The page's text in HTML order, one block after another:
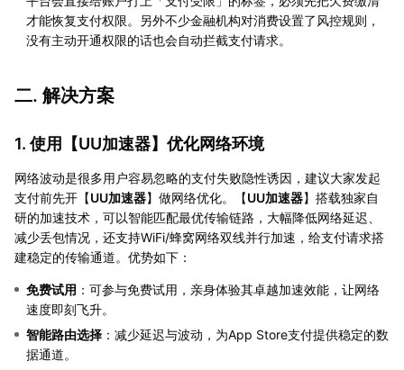
才能恢复支付权限。另外不少金融机构对消费设置了风控规则，
没有主动开通权限的话也会自动拦截支付请求。
二. 解决方案
1. 使用【UU加速器】优化网络环境
网络波动是很多用户容易忽略的支付失败隐性诱因，建议大家发起
支付前先开【UU加速器】做网络优化。【UU加速器】搭载独家自
研的加速技术，可以智能匹配最优传输链路，大幅降低网络延迟、
减少丢包情况，还支持WiFi/蜂窝网络双线并行加速，给支付请求搭
建稳定的传输通道。优势如下：
免费试用 ：可参与免费试用，亲身体验其卓越加速效能，让网络
速度即刻飞升。
智能路由选择 ：减少延迟与波动，为App Store支付提供稳定的数
据通道。